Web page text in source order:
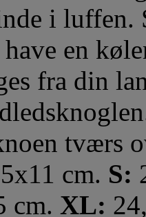
i luffen.
en
fra din
tværs
cm. S:
cm. XL: